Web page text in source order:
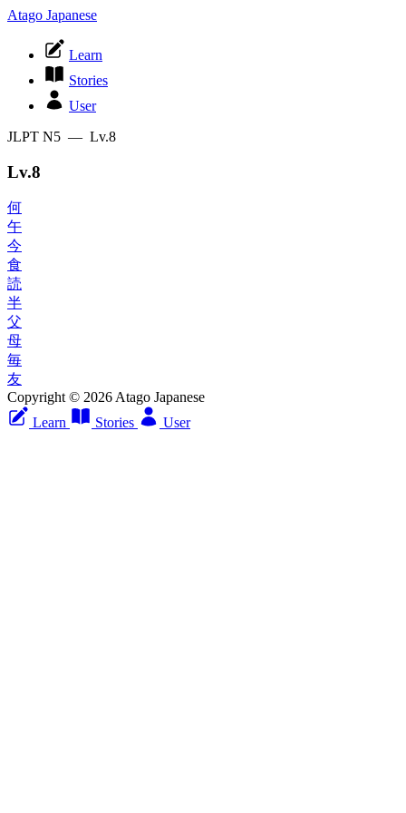
Atago Japanese
Learn
Stories
User
JLPT N5 — Lv.8
Lv.8
何
午
今
食
読
半
父
母
毎
友
Copyright © 2026 Atago Japanese
Learn
Stories User